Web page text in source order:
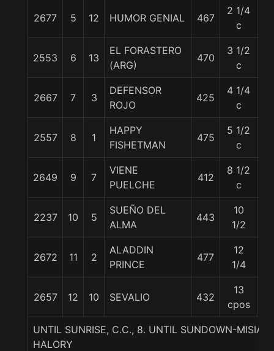
2677 5 12 HUMOR GENIAL 467
2 1/4
c
2553 6 13
EL FORASTERO
(ARG)
470
3 1/2
c
2667 7 3
DEFENSOR
ROJO
425
4 1/4
c
2557 8 1
HAPPY
FISHETMAN
475
5 1/2
c
2649 9 7
VIENE
PUELCHE
412
8 1/2
c
2237 10 5
SUEÑO DEL
ALMA
443
10
1/2
2672 11 2
ALADDIN
PRINCE
477
12
1/4
2657 12 10 SEVALIO 432
13
cpos
UNTIL SUNRISE, C.C., 8. UNTIL SUNDOWN-MISIA
HALORY